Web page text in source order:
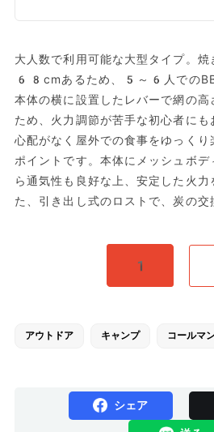
大人数で利用可能な大型タイプ。
68cmあるため、5～6人での
本体の横に設置したレバーで網の
ため、火力調節が苦手な初心者に
心配がなく屋外での食事をゆっく
ポイントです。本体にメッシュボ
ら通気性も良好な上、安定した火力
た、引き出し式のロストで、炭の交
1
アウトドア キャンプ コール
シェア